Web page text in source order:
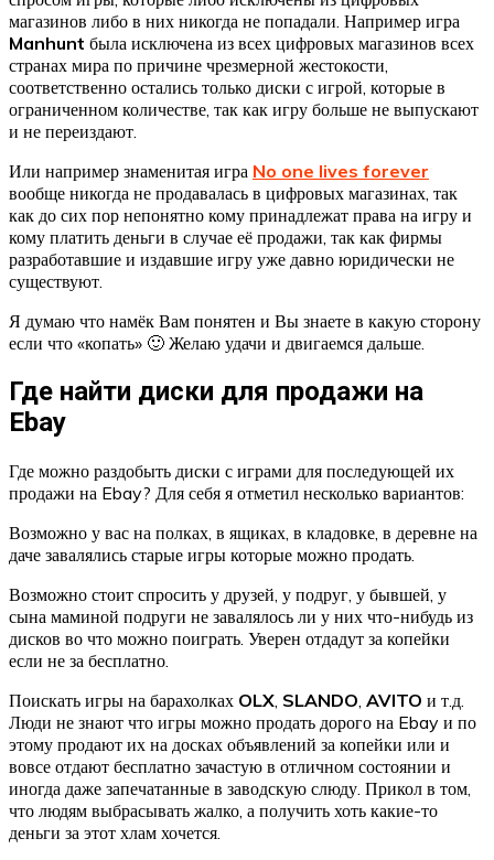
магазинов либо в них никогда не попадали. Например игра
Manhunt была исключена из всех цифровых магазинов всех
странах мира по причине чрезмерной жестокости,
соответственно остались только диски с игрой, которые в
ограниченном количестве, так как игру больше не выпускают
и не переиздают.
Или например знаменитая игра No one lives forever
вообще никогда не продавалась в цифровых магазинах, так
как до сих пор непонятно кому принадлежат права на игру и
кому платить деньги в случае её продажи, так как фирмы
разработавшие и издавшие игру уже давно юридически не
существуют.
Я думаю что намёк Вам понятен и Вы знаете в какую сторону
если что «копать» 🙂 Желаю удачи и двигаемся дальше.
Где найти диски для продажи на
Ebay
Где можно раздобыть диски с играми для последующей их
продажи на Ebay? Для себя я отметил несколько вариантов:
Возможно у вас на полках, в ящиках, в кладовке, в деревне на
даче завалялись старые игры которые можно продать.
Возможно стоит спросить у друзей, у подруг, у бывшей, у
сына маминой подруги не завалялось ли у них что-нибудь из
дисков во что можно поиграть. Уверен отдадут за копейки
если не за бесплатно.
Поискать игры на барахолках OLX, SLANDO, AVITO и т.д.
Люди не знают что игры можно продать дорого на Ebay и по
этому продают их на досках объявлений за копейки или и
вовсе отдают бесплатно зачастую в отличном состоянии и
иногда даже запечатанные в заводскую слюду. Прикол в том,
что людям выбрасывать жалко, а получить хоть какие-то
деньги за этот хлам хочется.